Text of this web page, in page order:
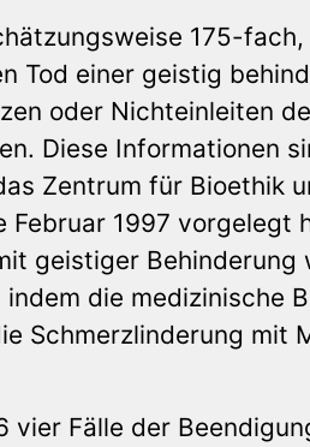
175-fach,
Tod einer geistig
oder Nichteinleiten
Diese Informationen
Zentrum für Bioethik
1997 vorgelegt
geistiger Behinderung
die medizinische
Schmerzlinderung mit
Fälle der